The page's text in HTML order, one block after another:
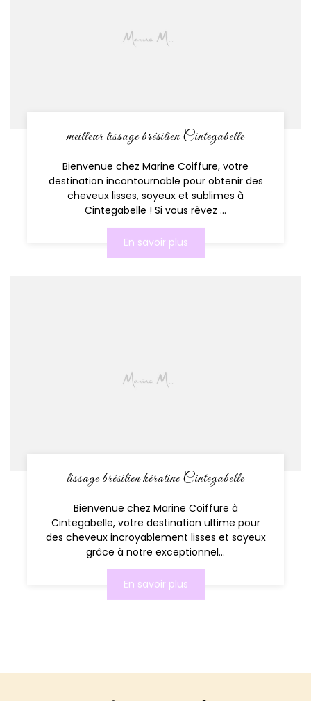
meilleur lissage brésilien Cintegabelle
Bienvenue chez Marine Coiffure, votre
destination incontournable pour obtenir des
cheveux lisses, soyeux et sublimes à
Cintegabelle ! Si vous rêvez ...
En savoir plus
lissage brésilien kératine Cintegabelle
Bienvenue chez Marine Coiffure à
Cintegabelle, votre destination ultime pour
des cheveux incroyablement lisses et soyeux
grâce à notre exceptionnel...
En savoir plus